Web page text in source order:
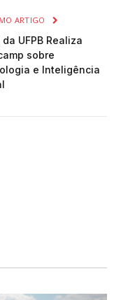
ARTIGO
da UFPB Realiza
sobre
e Inteligência